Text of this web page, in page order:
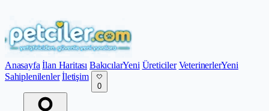
Anasayfa İlan Haritası BakıcılarYeni Üreticiler VeterinerlerYeni
Sahiplenilenler İletişim
0